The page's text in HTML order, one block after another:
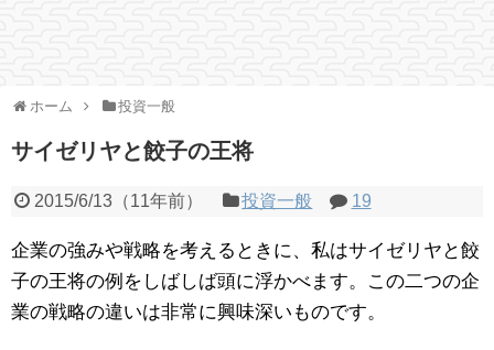
ホーム 投資一般
サイゼリヤと餃子の王将
2015/6/13（11年前） 投資一般 19
企業の強みや戦略を考えるときに、私はサイゼリヤと餃
子の王将の例をしばしば頭に浮かべます。この二つの企
業の戦略の違いは非常に興味深いものです。